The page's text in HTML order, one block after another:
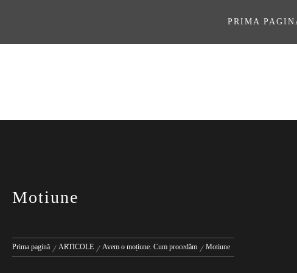
PRIMA
Motiune
Prima pagină ARTICOLE Avem o moțiune. Cum procedăm Motiune